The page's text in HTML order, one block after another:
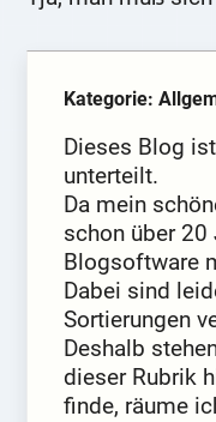
Kategorie:
Dieses Blog
unterteilt.
Da mein
schon über 20
Blogsoftware
Dabei sind
Sortierungen
Deshalb
dieser Rubrik
finde, räume